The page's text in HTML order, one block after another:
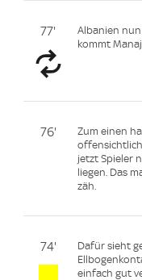
77'
Albanien
kommt Manaj
76'
Zum einen
jetzt Spieler
liegen. Das
zäh.
74'
Dafür sieht
einfach gut